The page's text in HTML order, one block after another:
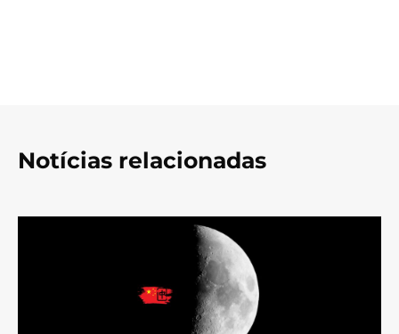
Notícias relacionadas